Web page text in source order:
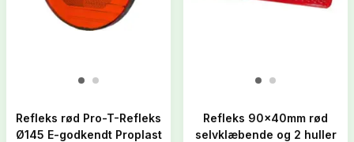
Refleks rød Pro-T-Refleks
Ø145 E-godkendt Proplast
Refleks 90x40mm rød
selvklæbende og 2 huller